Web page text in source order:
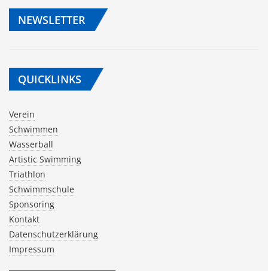
NEWSLETTER
QUICKLINKS
Verein
Schwimmen
Wasserball
Artistic Swimming
Triathlon
Schwimmschule
Sponsoring
Kontakt
Datenschutzerklärung
Impressum